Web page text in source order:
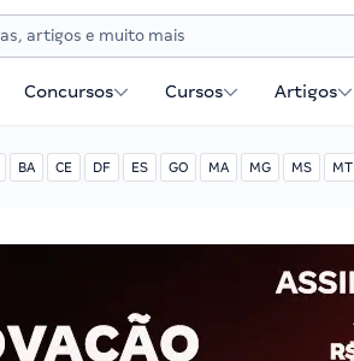
Concursos Cursos Artigos
BA CE DF ES GO MA MG MS MT